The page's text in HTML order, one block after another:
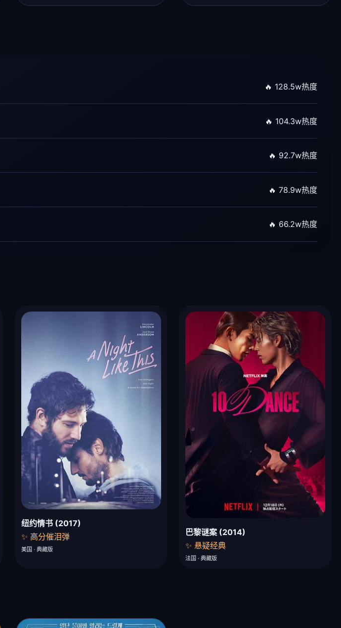
🔥 128.5w热度
🔥 104.3w热度
🔥 92.7w热度
🔥 78.9w热度
🔥 66.2w热度
纽约情书 (2017)
✨ 高分催泪弹
美国 · 典藏版
巴黎谜案 (2014)
✨ 悬疑经典
法国 · 典藏版